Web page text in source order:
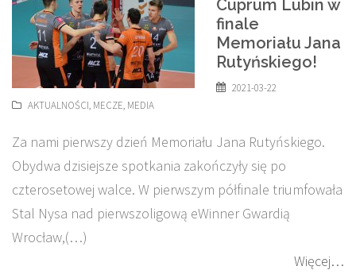
Cuprum Lubin w
finale
Memoriału Jana
Rutyńskiego!
2021-03-22
AKTUALNOŚCI, MECZE, MEDIA
Za nami pierwszy dzień Memoriału Jana Rutyńskiego.
Obydwa dzisiejsze spotkania zakończyły się po
czterosetowej walce. W pierwszym półfinale triumfowała
Stal Nysa nad pierwszoligową eWinner Gwardią
Wrocław,(…)
Więcej…